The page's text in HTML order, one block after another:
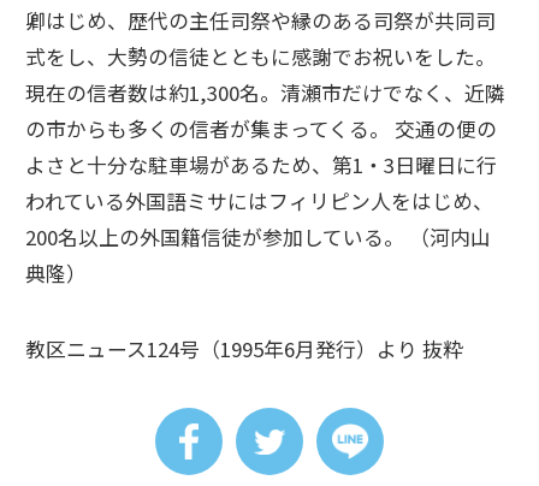
卿はじめ、歴代の主任司祭や縁のある司祭が共同司
式をし、大勢の信徒とともに感謝でお祝いをした。
現在の信者数は約1,300名。清瀬市だけでなく、近隣
の市からも多くの信者が集まってくる。 交通の便の
よさと十分な駐車場があるため、第1・3日曜日に行
われている外国語ミサにはフィリピン人をはじめ、
200名以上の外国籍信徒が参加している。 （河内山
典隆）
教区ニュース124号（1995年6月発行）より 抜粋